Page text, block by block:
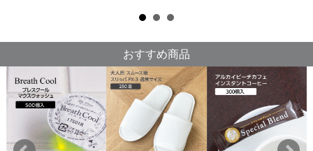
おすすめ商品